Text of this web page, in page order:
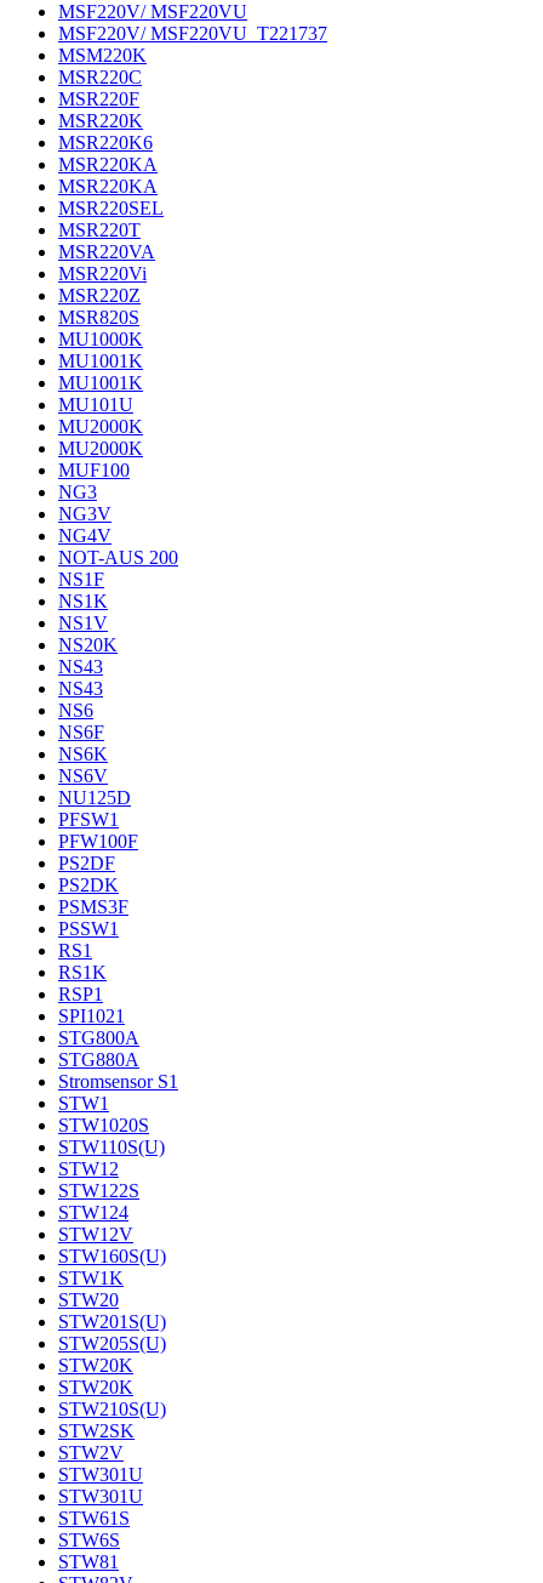
MSF220V/ MSF220VU
MSF220V/ MSF220VU_T221737
MSM220K
MSR220C
MSR220F
MSR220K
MSR220K6
MSR220KA
MSR220KA
MSR220SEL
MSR220T
MSR220VA
MSR220Vi
MSR220Z
MSR820S
MU1000K
MU1001K
MU1001K
MU101U
MU2000K
MU2000K
MUF100
NG3
NG3V
NG4V
NOT-AUS 200
NS1F
NS1K
NS1V
NS20K
NS43
NS43
NS6
NS6F
NS6K
NS6V
NU125D
PFSW1
PFW100F
PS2DF
PS2DK
PSMS3F
PSSW1
RS1
RS1K
RSP1
SPI1021
STG800A
STG880A
Stromsensor S1
STW1
STW1020S
STW110S(U)
STW12
STW122S
STW124
STW12V
STW160S(U)
STW1K
STW20
STW201S(U)
STW205S(U)
STW20K
STW20K
STW210S(U)
STW2SK
STW2V
STW301U
STW301U
STW61S
STW6S
STW81